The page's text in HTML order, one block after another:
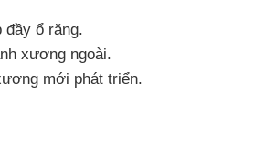
đầy ổ răng.
xương ngoài.
mới phát triển.